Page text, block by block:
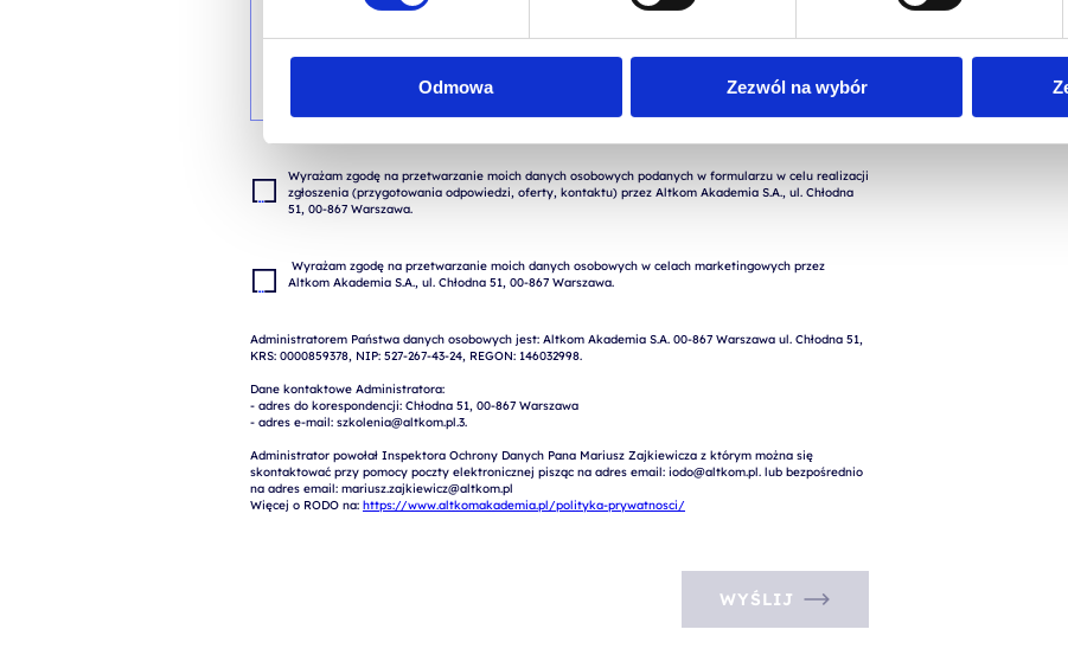
Odmowa Zezwól na wybór
Wyrażam zgodę na przetwarzanie moich danych osobowych podanych w formularzu w celu realizacji
zgłoszenia (przygotowania odpowiedzi, oferty, kontaktu) przez Altkom Akademia S.A., ul. Chłodna
Administratorem Państwa danych osobowych jest: Altkom Akademia S.A. 00-867 Warszawa ul. Chłodna 51,
KRS: 0000859378, NIP: 527-267-43-24, REGON: 146032998.
Dane kontaktowe Administratora:
- adres do korespondencji: Chłodna 51, 00-867 Warszawa
- adres e-mail: szkolenia@altkom.pl.3.
Administrator powołał Inspektora Ochrony Danych Pana Mariusz Zajkiewicza z którym można się
skontaktować przy pomocy poczty elektronicznej pisząc na adres email: iodo@altkom.pl. lub bezpośrednio
na adres email: mariusz.zajkiewicz@altkom.pl
Więcej o RODO na: https://www.altkomakademia.pl/polityka-prywatnosci/
WYŚLIJ